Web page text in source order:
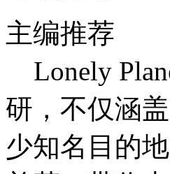
主编推荐
Lonely
研，不仅涵
少知名目的